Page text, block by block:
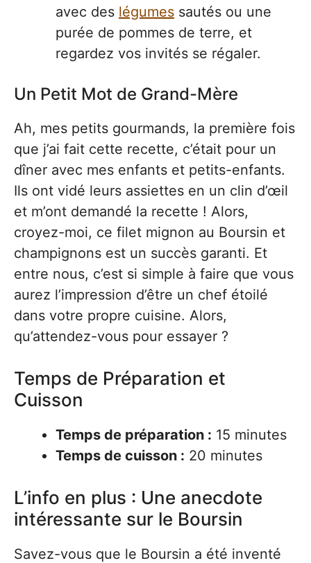
avec des légumes sautés ou une
purée de pommes de terre, et
regardez vos invités se régaler.
Un Petit Mot de Grand-Mère
Ah, mes petits gourmands, la première fois
que j’ai fait cette recette, c’était pour un
dîner avec mes enfants et petits-enfants.
Ils ont vidé leurs assiettes en un clin d’œil
et m’ont demandé la recette ! Alors,
croyez-moi, ce filet mignon au Boursin et
champignons est un succès garanti. Et
entre nous, c’est si simple à faire que vous
aurez l’impression d’être un chef étoilé
dans votre propre cuisine. Alors,
qu’attendez-vous pour essayer ?
Temps de Préparation et
Cuisson
Temps de préparation : 15 minutes
Temps de cuisson : 20 minutes
L’info en plus : Une anecdote
intéressante sur le Boursin
Savez-vous que le Boursin a été inventé